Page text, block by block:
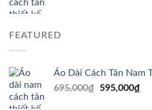
FEATURED
Áo Dài Cách Tân Nam
695,000₫
Giá
595,000₫Giá